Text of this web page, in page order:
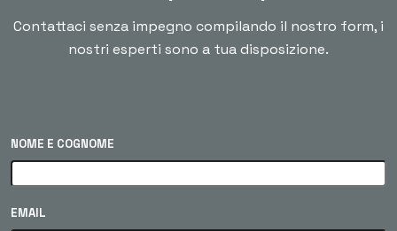
Contattaci senza impegno compilando il nostro form, i
nostri esperti sono a tua disposizione.
NOME E COGNOME
EMAIL